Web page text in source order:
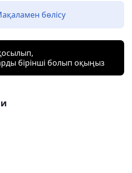
бөлісу
бірінші болып оқыңыз